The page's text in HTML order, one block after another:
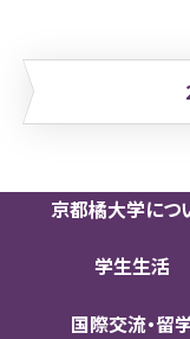
京都橘大学につ
学生生活
国際交流・留